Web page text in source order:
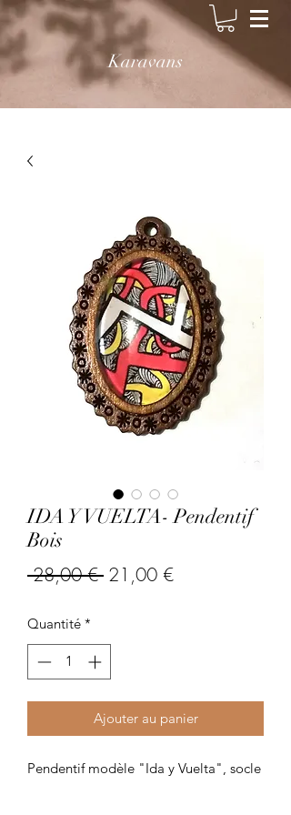
Karavans
IDA Y VUELTA- Pendentif
Bois
28,00 € Prix
21,00 €Prix
Quantité *
Ajouter au panier
Pendentif modèle "Ida y Vuelta", socle